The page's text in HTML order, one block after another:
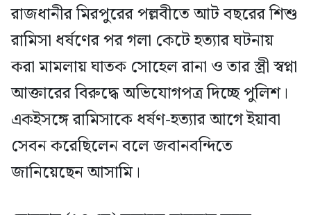
রাজধানীর মিরপুরের পল্লবীতে আট বছরের শিশু
রামিসা ধর্ষণের পর গলা কেটে হত্যার ঘটনায়
করা মামলায় ঘাতক সোহেল রানা ও তার স্ত্রী স্বপ্না
আক্তারের বিরুদ্ধে অভিযোগপত্র দিচ্ছে পুলিশ।
একইসঙ্গে রামিসাকে ধর্ষণ-হত্যার আগে ইয়াবা
সেবন করেছিলেন বলে জবানবন্দিতে
জানিয়েছেন আসামি।